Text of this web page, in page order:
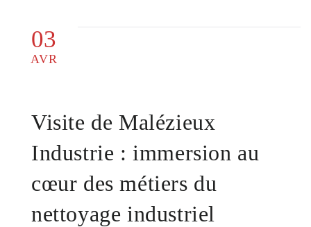
03
AVR
Visite de Malézieux
Industrie : immersion au
cœur des métiers du
nettoyage industriel